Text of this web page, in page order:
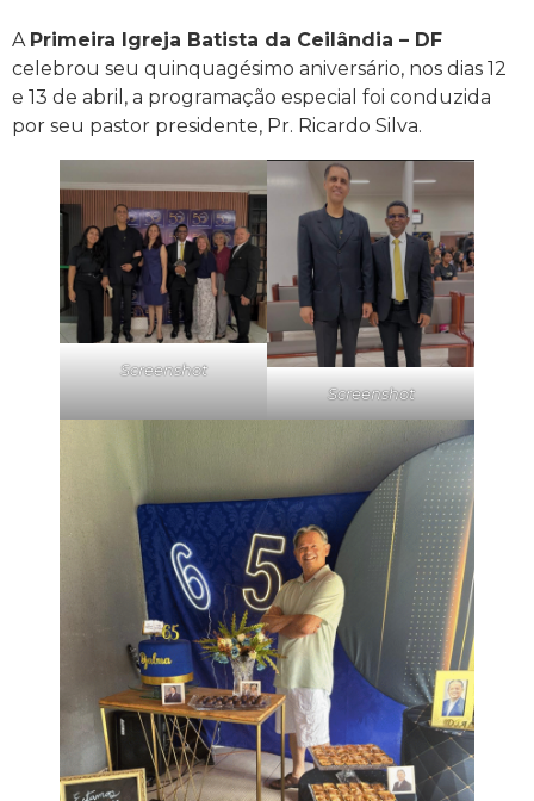
A Primeira Igreja Batista da Ceilândia – DF
celebrou seu quinquagésimo aniversário, nos dias 12
e 13 de abril, a programação especial foi conduzida
por seu pastor presidente, Pr. Ricardo Silva.
Screenshot
Screenshot